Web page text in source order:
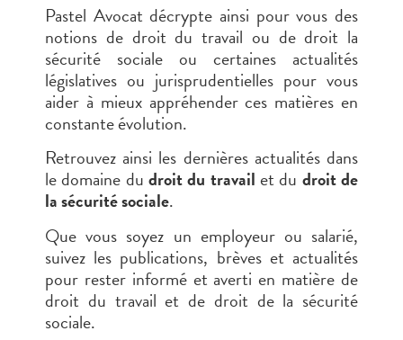
Pastel Avocat décrypte ainsi pour vous des
notions de droit du travail ou de droit la
sécurité sociale ou certaines actualités
législatives ou jurisprudentielles pour vous
aider à mieux appréhender ces matières en
constante évolution.
Retrouvez ainsi les dernières actualités dans
le domaine du droit du travail et du droit de
la sécurité sociale.
Que vous soyez un employeur ou salarié,
suivez les publications, brèves et actualités
pour rester informé et averti en matière de
droit du travail et de droit de la sécurité
sociale.